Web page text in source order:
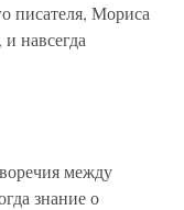
писателя, Мориса
навсегда
между
знание о